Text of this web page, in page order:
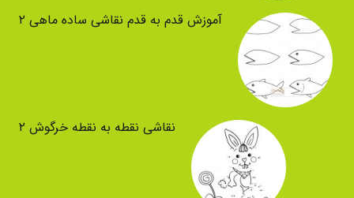
آموزش قدم به قدم نقاشی ساده ماهی ۲
نقاشی نقطه به نقطه خرگوش ۲